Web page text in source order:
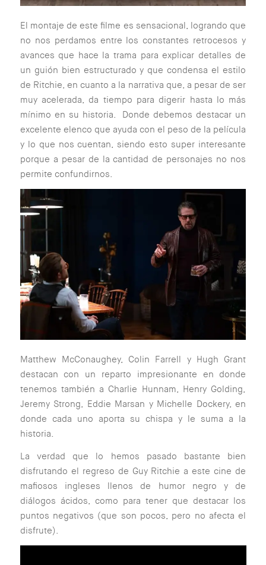
El montaje de este filme es sensacional, logrando que
no nos perdamos entre los constantes retrocesos y
avances que hace la trama para explicar detalles de
un guión bien estructurado y que condensa el estilo
de Ritchie, en cuanto a la narrativa que, a pesar de ser
muy acelerada, da tiempo para digerir hasta lo más
mínimo en su historia. Donde debemos destacar un
excelente elenco que ayuda con el peso de la película
y lo que nos cuentan, siendo esto super interesante
porque a pesar de la cantidad de personajes no nos
permite confundirnos.
Matthew McConaughey, Colin Farrell y Hugh Grant
destacan con un reparto impresionante en donde
tenemos también a Charlie Hunnam, Henry Golding,
Jeremy Strong, Eddie Marsan y Michelle Dockery, en
donde cada uno aporta su chispa y le suma a la
historia.
La verdad que lo hemos pasado bastante bien
disfrutando el regreso de Guy Ritchie a este cine de
mafiosos ingleses llenos de humor negro y de
diálogos ácidos, como para tener que destacar los
puntos negativos (que son pocos, pero no afecta el
disfrute).